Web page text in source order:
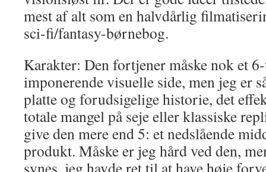
mest af alt som en halvdårlig
sci-fi/fantasy-børnebog.
Karakter: Den fortjener måske nok et
imponerende visuelle side, men jeg er
platte og forudsigelige historie, det
totale mangel på seje eller klassiske
give den mere end 5: et nedslående
produkt. Måske er jeg hård ved den,
synes, jeg havde ret til at have høje